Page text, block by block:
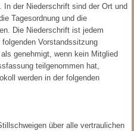
der Niederschrift sind der Ort und
Tagesordnung und die
Die Niederschrift ist jedem
Vorstandssitzung
genehmigt, wenn kein Mitglied
teilgenommen hat,
werden in der folgenden
über alle vertraulichen